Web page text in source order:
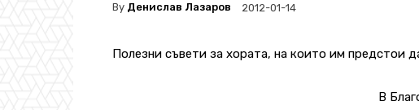
By Денислав Лазаров 2012-01-14
Полезни съвети за хората, на които им предстои
В